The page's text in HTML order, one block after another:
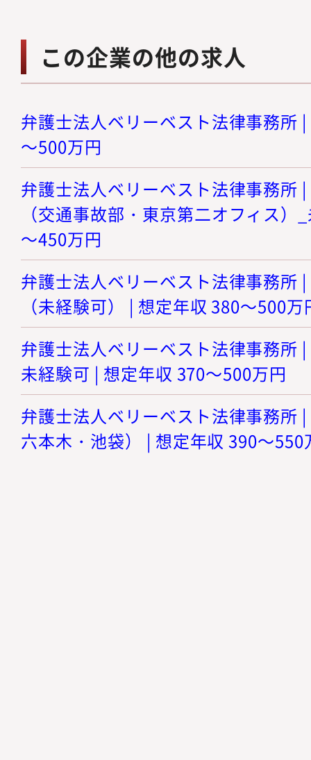
この企業の他の求人
弁護士法人ベリーベスト法律事務所
～500万円
弁護士法人ベリーベスト法律事務所
（交通事故部・東京第二オフィス）
～450万円
弁護士法人ベリーベスト法律事務所
（未経験可） | 想定年収 380～500万
弁護士法人ベリーベスト法律事務所
未経験可 | 想定年収 370～500万円
弁護士法人ベリーベスト法律事務所
六本木・池袋） | 想定年収 390～550